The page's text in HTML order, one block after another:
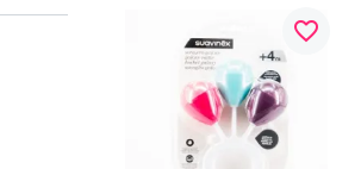
favorite_border